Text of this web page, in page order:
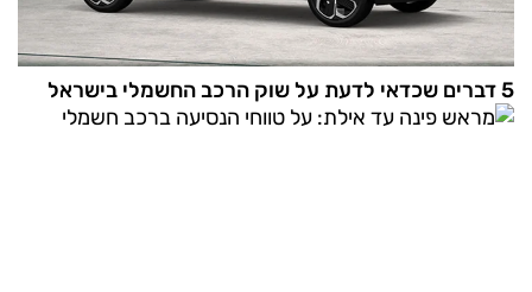
5 דברים שכדאי לדעת על שוק הרכב החשמלי בישראל